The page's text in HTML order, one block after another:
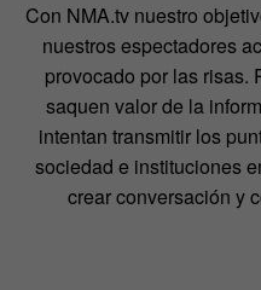
Con NMA.tv nuestro
nuestros espectadores
provocado por las risas.
saquen valor de la
intentan transmitir los
sociedad e instituciones
crear conversación y